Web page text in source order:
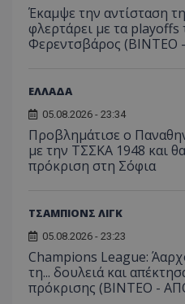
Έκαμψε την αντίσταση
φλερτάρει με τα
Φερεντσβάρος
ΕΛΛΑΔΑ
05.08.2026 - 23:34
Προβλημάτισε ο
με την ΤΣΣΚΑ 1948 και
πρόκριση στη Σόφια
ΤΣΑΜΠΙΟΝΣ ΛΙΓΚ
05.08.2026 - 23:23
Champions League:
τη... δουλειά και
πρόκρισης (ΒΙΝΤΕΟ -